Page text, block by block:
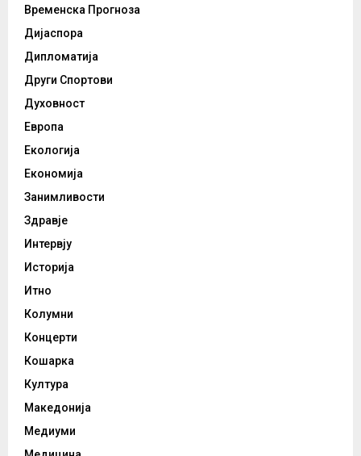
Временска Прогноза
Дијаспора
Дипломатија
Други Спортови
Духовност
Европа
Екологија
Економија
Занимливости
Здравје
Интервју
Историја
Итно
Колумни
Концерти
Кошарка
Култура
Македонија
Медиуми